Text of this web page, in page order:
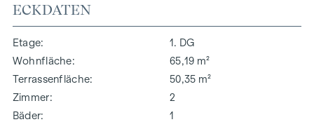
ECKDATEN
Etage
1. DG
Wohnfläche
65,19 m²
Terrassenfläche
50,35 m²
Zimmer
2
Bäder
1